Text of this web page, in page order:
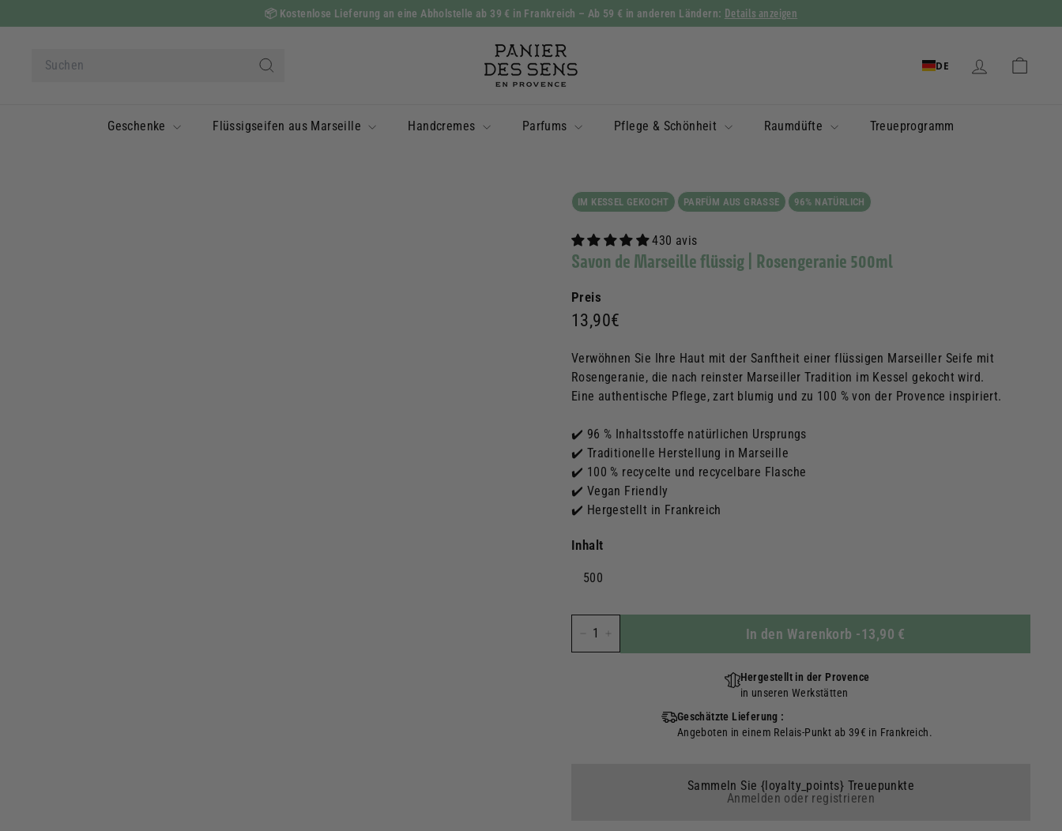
Inhalt
Diashow
Pause
📦 Kostenlose Lieferung an eine Abholstelle ab 39 € in Frankreich – Ab 59 € in anderen Ländern: Details anzeigen
Suche
P
a
n
e
DE
Geschenke Flüssigseifen aus Marseille Handcremes Parfums Pflege & Schönheit Raumdüfte Treueprogramm
IM KESSEL GEKOCHT PARFÜM AUS GRASSE 96% NATÜRLICH
430 avis
Savon de Marseille flüssig | Rosengeranie 500ml
Preis
Prix
13,90€
Verwöhnen Sie Ihre Haut mit der Sanftheit einer flüssigen Marseiller Seife mit
Rosengeranie, die nach reinster Marseiller Tradition im Kessel gekocht wird.
Eine authentische Pflege, zart blumig und zu 100 % von der Provence inspiriert.
✔️ 96 % Inhaltsstoffe natürlichen Ursprungs
✔️ Traditionelle Herstellung in Marseille
✔️ 100 % recycelte und recycelbare Flasche
✔️ Vegan Friendly
✔️ Hergestellt in Frankreich
Inhalt
500
In den Warenkorb -13,90 €
Hergestellt in der Provence
in unseren Werkstätten
Geschätzte Lieferung :
Angeboten in einem Relais-Punkt ab 39€ in Frankreich.
Sammeln Sie {loyalty_points} Treuepunkte
Anmelden oder registrieren